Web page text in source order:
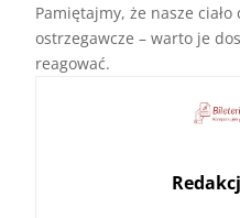
Pamiętajmy, że nasze
ostrzegawcze – warto je
reagować.